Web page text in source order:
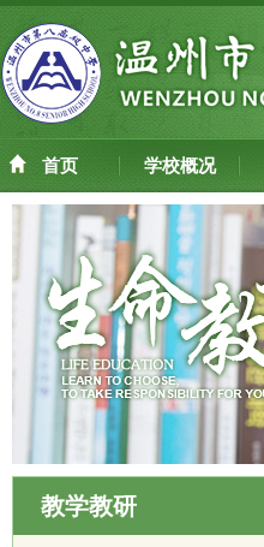
首页 学校概况
教学教研